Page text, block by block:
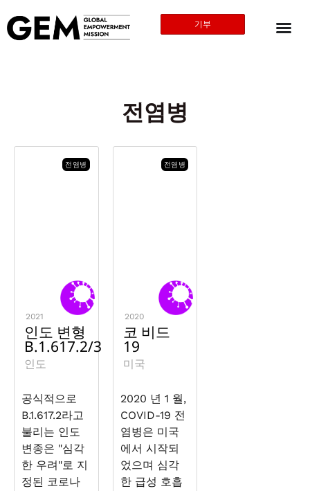
기부
전염병
전염병
2021
인도 변형
B.1.617.2/3
인도
공식적으로
B.1.617.2라고
불리는 인도
변종은 "심각
한 우려"로 지
정된 코로나
전염병
2020
코 비드
19
미국
2020 년 1 월,
COVID-19 전
염병은 미국
에서 시작되
었으며 심각
한 급성 호흡